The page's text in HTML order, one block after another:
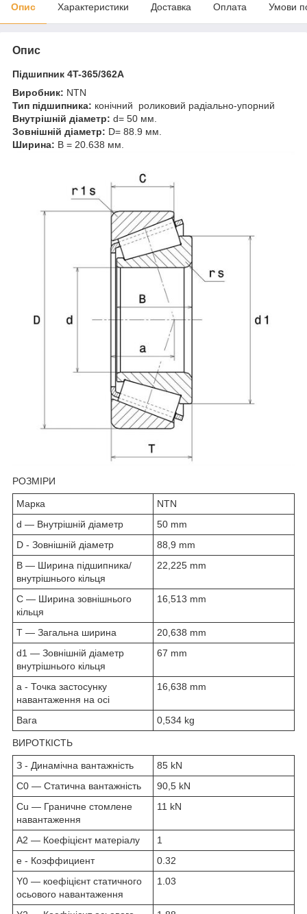
Опис Характеристики Доставка Оплата Умови
Опис
Підшипник 4T-365/362A
Виробник: NTN
Тип підшипника: конічний роликовий радіально-упорний
Внутрішній діаметр: d= 50 мм.
Зовнішній діаметр: D= 88.9 мм.
Ширина: B = 20.638 мм.
РОЗМІРИ
Марка
NTN
d — Внутрішній діаметр
50 mm
D - Зовнішній діаметр
88,9 mm
B — Ширина підшипника/
внутрішнього кільця
22,225 mm
C — Ширина зовнішнього
кільця
16,513 mm
T — Загальна ширина
20,638 mm
d1 — Зовнішній діаметр
внутрішнього кільця
67 mm
а - Точка застосунку
навантаження на осі
16,638 mm
Вага 0,534 kg
ВИРОТКІСТЬ
З - Динамічна вантажність
85 kN
C0 — Статична вантажність
90,5 kN
Cu — Граничне стомлене
навантаження
11 kN
A2 — Коефіцієнт матеріалу
1
е - Коэффициент
0.32
Y0 — коефіцієнт статичного
осьового навантаження
1.03